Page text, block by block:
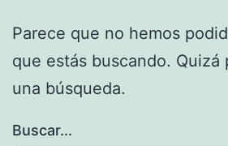
Parece que no hemos
que estás buscando. Quizá
una búsqueda.
Buscar...